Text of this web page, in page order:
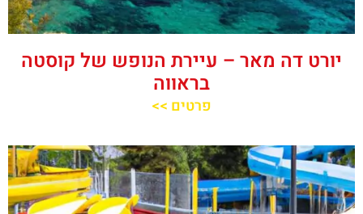
יורט דה מאר – עיירת הנופש של קוסטה
בראווה
פרטים >>